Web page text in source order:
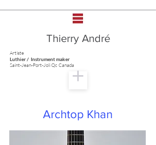
Thierry André
Artiste
Luthier / Instrument maker
Saint-Jean-Port-Joli Qc Canada
Archtop Khan